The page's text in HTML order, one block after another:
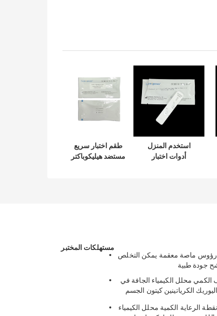
استخدم المنزل
أدوات اختبار
طقم اختبار سريع
مستضد هيليكوباكتر
مستهلكات المختبر
ISO13485 رؤوس ماصة معقمة يمكن التخلص
جودة طبية
الكمي محلل الكيمياء الجافة في
الكرياتينين كيتون الجسم
الرعاية الكمية محلل الكيمياء